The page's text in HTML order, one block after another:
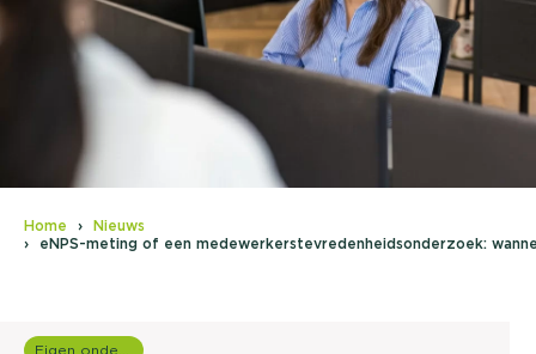
Home
Nieuws
eNPS-meting of een medewerkerstevredenheidsonderzoek: